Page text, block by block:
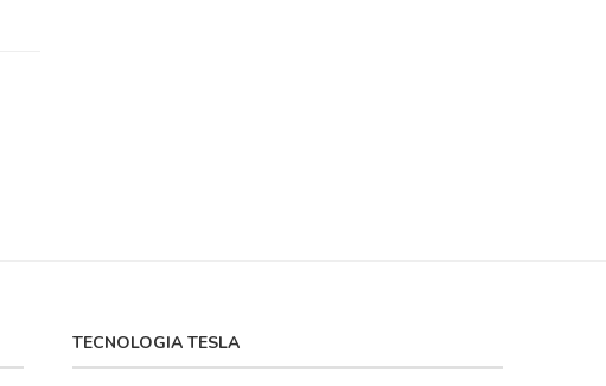
TECNOLOGIA TESLA